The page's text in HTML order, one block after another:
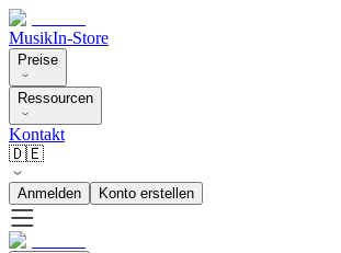
MusikIn-Store
Preise
Ressourcen
Kontakt
🇩🇪
Anmelden Konto erstellen